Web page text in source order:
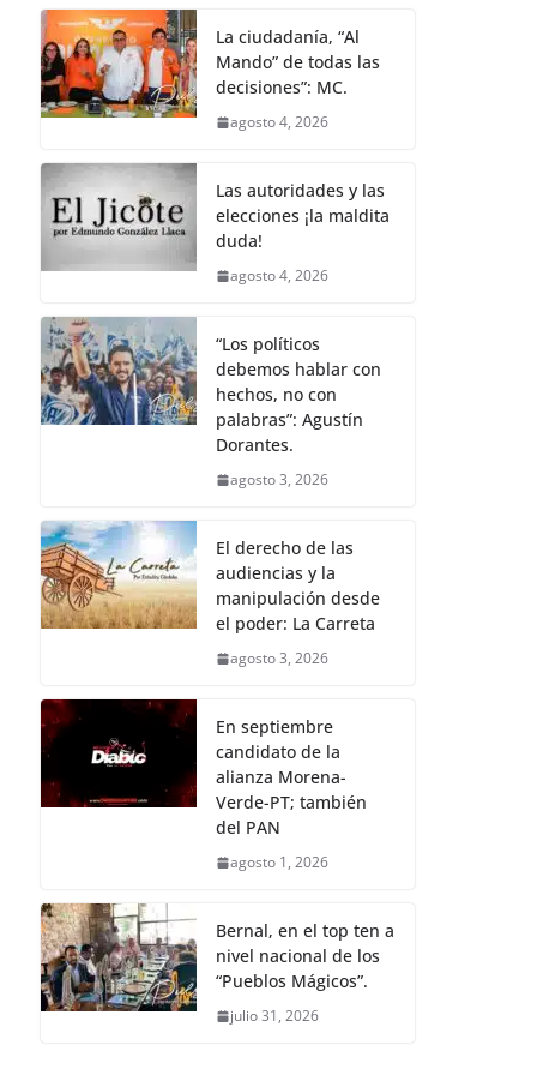
La ciudadanía, “Al
Mando” de todas las
decisiones”: MC.
agosto 4, 2026
Las autoridades y las
elecciones ¡la maldita
duda!
agosto 4, 2026
“Los políticos
debemos hablar con
hechos, no con
palabras”: Agustín
Dorantes.
agosto 3, 2026
El derecho de las
audiencias y la
manipulación desde
el poder: La Carreta
agosto 3, 2026
En septiembre
candidato de la
alianza Morena-
Verde-PT; también
del PAN
agosto 1, 2026
Bernal, en el top ten a
nivel nacional de los
“Pueblos Mágicos”.
julio 31, 2026